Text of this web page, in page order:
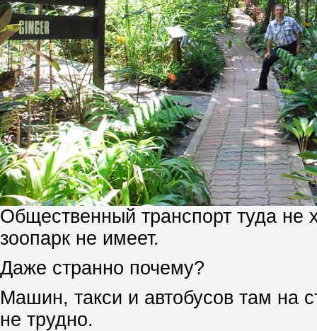
Общественный транспорт туда не
зоопарк не имеет.
Даже странно почему?
Машин, такси и автобусов там на
не трудно.